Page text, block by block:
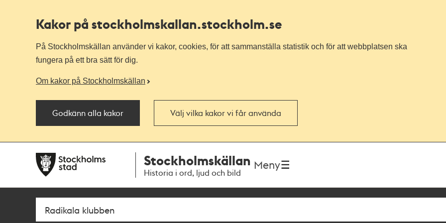
Kakor på stockholmskallan.stockholm.se
På Stockholmskällan använder vi kakor, cookies, för att sammanställa statistik och för att webbplatsen ska
fungera på ett bra sätt för dig.
Om kakor på Stockholmskällan
Godkänn alla kakor Välj vilka kakor vi får använda
navigationen
huvudinnehållet
Stockholmskällan
Historia i ord, ljud och bild
Meny
Sök